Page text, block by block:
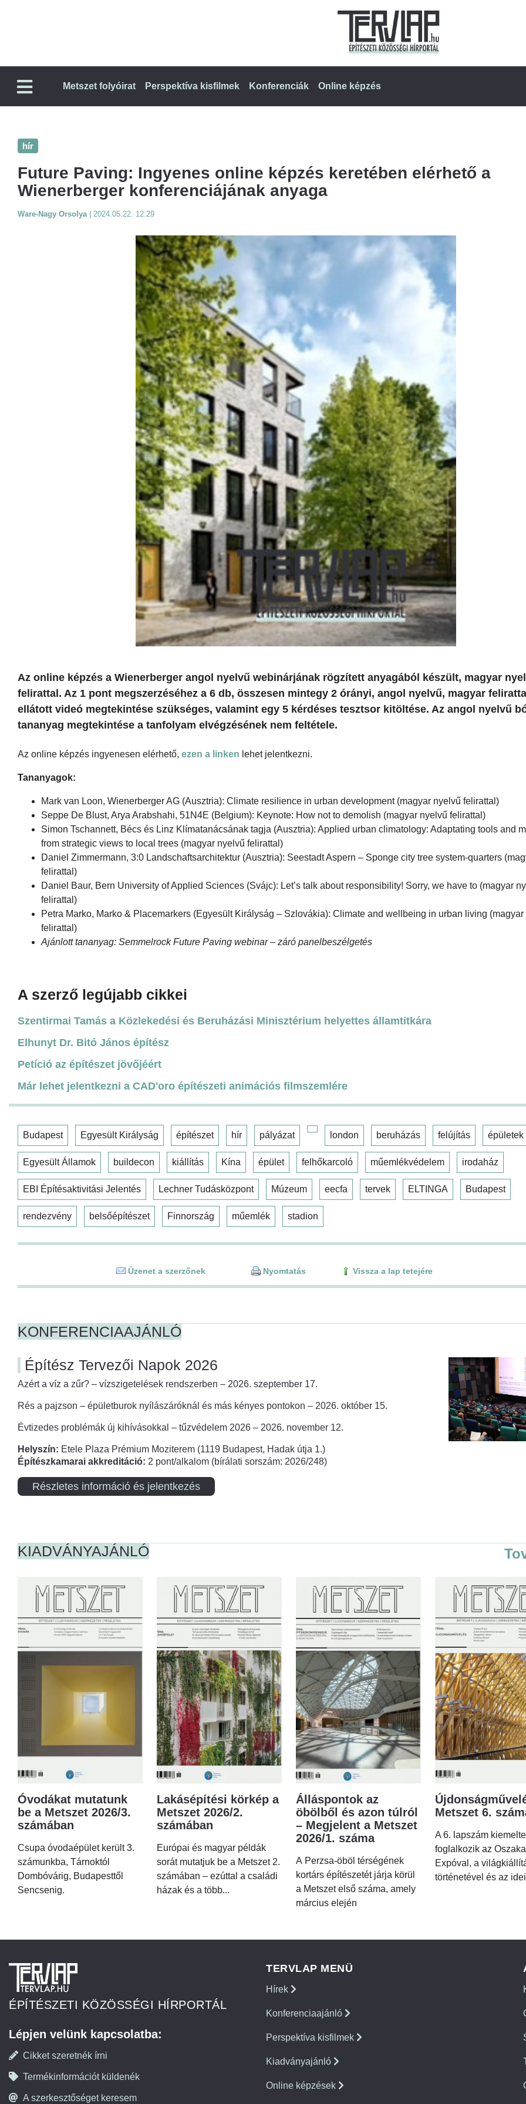
Metszet folyóirat Perspektíva kisfilmek Konferenciák Online képzés
hír
Future Paving: Ingyenes online képzés keretében elérhető a
Wienerberger konferenciájának anyaga
Ware-Nagy Orsolya 2024.05.22. 12:29
Az online képzés a Wienerberger angol nyelvű webinárjának rögzített anyagából készült, magyar
felirattal. Az 1 pont megszerzéséhez a 6 db, összesen mintegy 2 órányi, angol nyelvű, magyar
ellátott videó megtekintése szükséges, valamint egy 5 kérdéses tesztsor kitöltése. Az angol nyelvű
tananyag megtekintése a tanfolyam elvégzésének nem feltétele.
Az online képzés ingyenesen elérhető, ezen a linken lehet jelentkezni.
Tananyagok:
Mark van Loon, Wienerberger AG (Ausztria): Climate resilience in urban development (magyar nyelvű felirattal)
Seppe De Blust, Arya Arabshahi, 51N4E (Belgium): Keynote: How not to demolish (magyar nyelvű felirattal)
Simon Tschannett, Bécs és Linz Klímatanácsának tagja (Ausztria): Applied urban climatology: Adaptating tools and
from strategic views to local trees (magyar nyelvű felirattal)
Daniel Zimmermann, 3:0 Landschaftsarchitektur (Ausztria): Seestadt Aspern – Sponge city tree system-quarters
felirattal)
Daniel Baur, Bern University of Applied Sciences (Svájc): Let’s talk about responsibility! Sorry, we have to (magyar
felirattal)
Petra Marko, Marko & Placemarkers (Egyesült Királyság – Szlovákia): Climate and wellbeing in urban living
felirattal)
Ajánlott tananyag: Semmelrock Future Paving webinar – záró panelbeszélgetés
A szerző legújabb cikkei
Szentirmai Tamás a Közlekedési és Beruházási Minisztérium helyettes államtitkára
Elhunyt Dr. Bitó János építész
Petíció az építészet jövőjéért
Már lehet jelentkezni a CAD'oro építészeti animációs filmszemlére
Budapest Egyesült Királyság építészet hír pályázat london beruházás felújítás épületek
Egyesült Államok buildecon kiállítás Kína épület felhőkarcoló műemlékvédelem irodaház
EBI Építésaktivitási Jelentés Lechner Tudásközpont Múzeum eecfa tervek ELTINGA Budapest
rendezvény belsőépítészet Finnország műemlék stadion
Üzenet a szerzőnek Nyomtatás Vissza a lap tetejére
KONFERENCIAAJÁNLÓ
Építész Tervezői Napok 2026
Azért a víz a zűr? – vízszigetelések rendszerben – 2026. szeptember 17.
Rés a pajzson – épületburok nyílászáróknál és más kényes pontokon – 2026. október 15.
Évtizedes problémák új kihívásokkal – tűzvédelem 2026 – 2026. november 12.
Helyszín: Etele Plaza Prémium Moziterem (1119 Budapest, Hadak útja 1.)
Építészkamarai akkreditáció: 2 pont/alkalom (bírálati sorszám: 2026/248)
Részletes információ és jelentkezés
KIADVÁNYAJÁNLÓ
Óvodákat mutatunk
be a Metszet 2026/3.
számában
Csupa óvodaépület került 3.
számunkba, Tárnoktól
Dombóvárig, Budapesttől
Sencsenig.
Lakásépítési körkép a
Metszet 2026/2.
számában
Európai és magyar példák
sorát mutatjuk be a Metszet 2.
számában – ezúttal a családi
házak és a több...
Álláspontok az
öbölből és azon túlról
– Megjelent a Metszet
2026/1. száma
A Perzsa-öböl térségének
kortárs építészetét járja körül
a Metszet első száma, amely
március elején
Metszet 6.
A 6. lapszám
foglalkozik az
Expóval, a
történetével és az
ÉPÍTÉSZETI KÖZÖSSÉGI HÍRPORTÁL
Lépjen velünk kapcsolatba:
Cikket szeretnék írni
Termékinformációt küldenék
A szerkesztőséget keresem
TERVLAP MENÜ
Hírek
Konferenciaajánló
Perspektíva kisfilmek
Kiadványajánló
Online képzések